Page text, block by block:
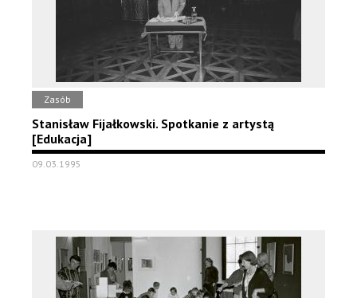
Zasób
Stanisław Fijałkowski. Spotkanie z artystą
[Edukacja]
09.03.1995